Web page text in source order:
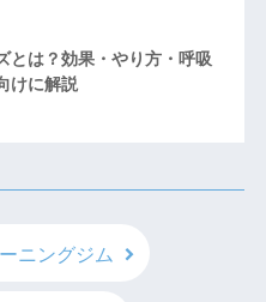
とは？効果・やり方・呼吸
けに解説
ニングジム